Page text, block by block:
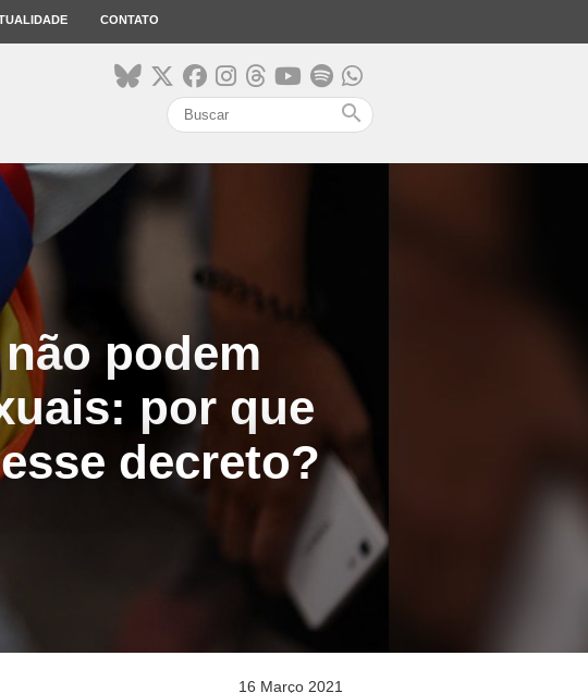
CONTATO
search
podem
por que
decreto?
16 Março 2021